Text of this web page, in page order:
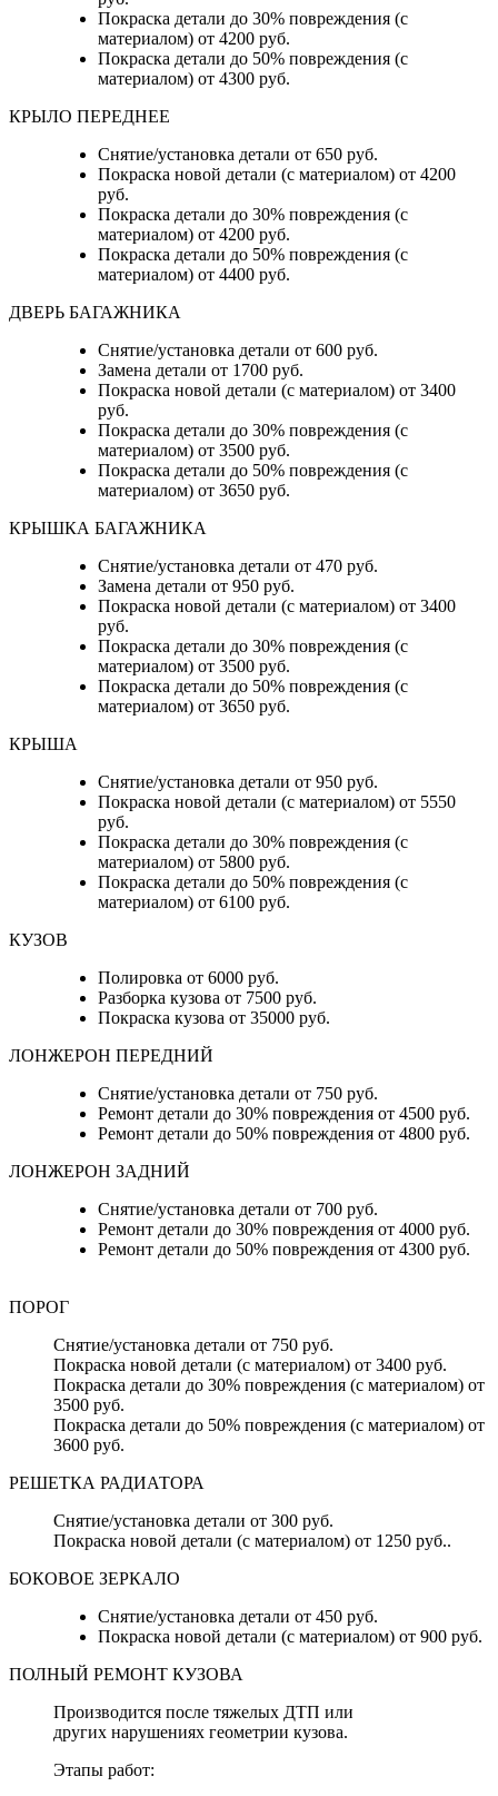
Покраска детали до 30% повреждения (с
материалом) от 4200 руб.
Покраска детали до 50% повреждения (с
материалом) от 4300 руб.
КРЫЛО ПЕРЕДНЕЕ
Снятие/установка детали от 650 руб.
Покраска новой детали (с материалом) от 4200
руб.
Покраска детали до 30% повреждения (с
материалом) от 4200 руб.
Покраска детали до 50% повреждения (с
материалом) от 4400 руб.
ДВЕРЬ БАГАЖНИКА
Снятие/установка детали от 600 руб.
Замена детали от 1700 руб.
Покраска новой детали (с материалом) от 3400
руб.
Покраска детали до 30% повреждения (с
материалом) от 3500 руб.
Покраска детали до 50% повреждения (с
материалом) от 3650 руб.
КРЫШКА БАГАЖНИКА
Снятие/установка детали от 470 руб.
Замена детали от 950 руб.
Покраска новой детали (с материалом) от 3400
руб.
Покраска детали до 30% повреждения (с
материалом) от 3500 руб.
Покраска детали до 50% повреждения (с
материалом) от 3650 руб.
КРЫША
Снятие/установка детали от 950 руб.
Покраска новой детали (с материалом) от 5550
руб.
Покраска детали до 30% повреждения (с
материалом) от 5800 руб.
Покраска детали до 50% повреждения (с
материалом) от 6100 руб.
КУЗОВ
Полировка от 6000 руб.
Разборка кузова от 7500 руб.
Покраска кузова от 35000 руб.
ЛОНЖЕРОН ПЕРЕДНИЙ
Снятие/установка детали от 750 руб.
Ремонт детали до 30% повреждения от 4500 руб.
Ремонт детали до 50% повреждения от 4800 руб.
ЛОНЖЕРОН ЗАДНИЙ
Снятие/установка детали от 700 руб.
Ремонт детали до 30% повреждения от 4000 руб.
Ремонт детали до 50% повреждения от 4300 руб.
ПОРОГ
Снятие/установка детали от 750 руб.
Покраска новой детали (с материалом) от 3400 руб.
Покраска детали до 30% повреждения (с материалом) от
3500 руб.
Покраска детали до 50% повреждения (с материалом) от
3600 руб.
РЕШЕТКА РАДИАТОРА
Снятие/установка детали от 300 руб.
Покраска новой детали (с материалом) от 1250 руб..
БОКОВОЕ ЗЕРКАЛО
Снятие/установка детали от 450 руб.
Покраска новой детали (с материалом) от 900 руб.
ПОЛНЫЙ РЕМОНТ КУЗОВА
Производится после тяжелых ДТП или
других нарушениях геометрии кузова.
Этапы работ: